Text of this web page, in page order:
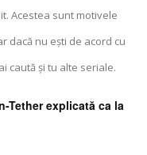
Acestea sunt motivele
dacă nu ești de acord cu
caută și tu alte seriale.
Tether explicată ca la